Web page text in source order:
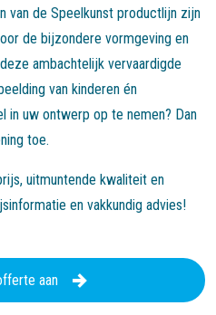
van de Speelkunst productlijn zijn
de bijzondere vormgeving en
ambachtelijk vervaardigde
van kinderen én
in uw ontwerp op te nemen? Dan
toe.
uitmuntende kwaliteit en
en vakkundig advies!
aan